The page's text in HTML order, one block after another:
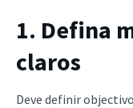
1. Defina
claros
Deve definir